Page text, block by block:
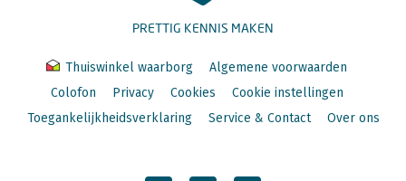
PRETTIG KENNIS MAKEN
Thuiswinkel waarborg
Algemene voorwaarden
Colofon
Privacy Cookies
Cookie instellingen
Toegankelijkheidsverklaring
Service & Contact Over ons